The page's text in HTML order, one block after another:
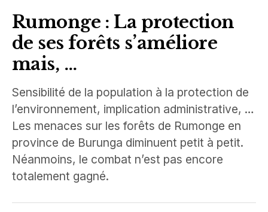
Rumonge : La protection
de ses forêts s’améliore
mais, …
Sensibilité de la population à la protection de
l’environnement, implication administrative, …
Les menaces sur les forêts de Rumonge en
province de Burunga diminuent petit à petit.
Néanmoins, le combat n’est pas encore
totalement gagné.